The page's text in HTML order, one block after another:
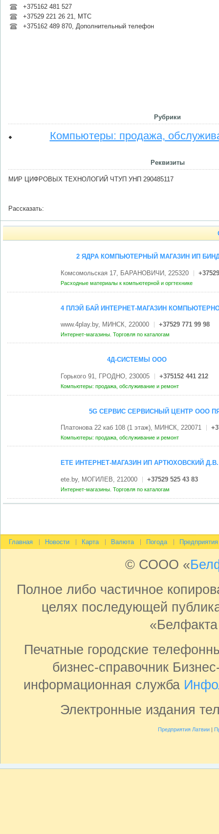
+375162 481 527
+37529 221 26 21, МТС
+375162 489 870, Дополнительный телефон
Рубрики
Компьютеры: продажа,
Реквизиты
МИР ЦИФРОВЫХ ТЕХНОЛОГИЙ ЧТУП УНП 290485117
Рассказать:
2 ЯДРА КОМПЬЮТЕРНЫЙ МАГАЗИН ИП
Комсомольская 17, БАРАНОВИЧИ, 225320
Расходные материалы к компьютерной и оргтехнике
4 ПЛЭЙ БАЙ ИНТЕРНЕТ-МАГАЗИН
www.4play.by, МИНСК, 220000 +37529 771 99 98
Интернет-магазины. Торговля по каталогам
4Д-СИСТЕМЫ ООО
Горького 91, ГРОДНО, 230005 +375152 441 212
Компьютеры: продажа, обслуживание и ремонт
5G СЕРВИС СЕРВИСНЫЙ ЦЕНТР ООО
Платонова 22 каб 108 (1 этаж), МИНСК, 220071
Компьютеры: продажа, обслуживание и ремонт
ETE ИНТЕРНЕТ-МАГАЗИН ИП АРТЮХОВСКИЙ Д.В.
ete.by, МОГИЛЕВ, 212000 +37529 525 43 83
Интернет-магазины. Торговля по каталогам
Главная Новости Карта Валюта Погода Предприятия
© СООО «
Полное либо частичное
целях последующей
Печатные городские
бизнес-справочник
информационная служба
Электронные издания
Предприятия Латвии|